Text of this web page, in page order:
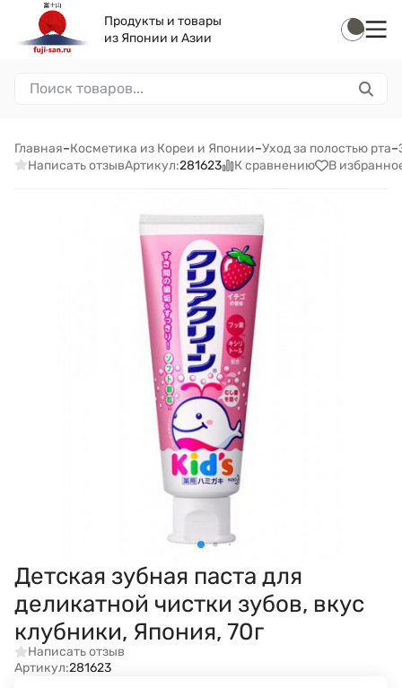
Продукты и товары
из Японии и Азии
Главная–Косметика из Кореи и Японии–Уход за полостью рта–
Написать отзывАртикул:281623 К сравнению В
Детская зубная паста для
деликатной чистки зубов, вкус
клубники, Япония, 70г
Написать отзыв
Артикул:281623